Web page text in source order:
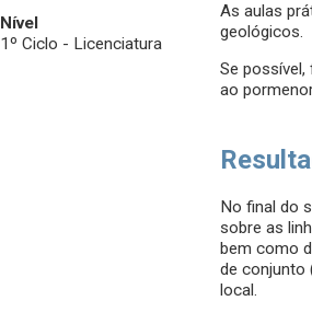
Nível
1º Ciclo - Licenciatura
As aulas
geológicos.
Se
ao
No final do
sobre as
bem como
de conjunto
local.